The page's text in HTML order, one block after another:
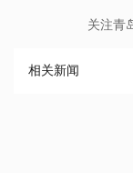
关注青
相关新闻